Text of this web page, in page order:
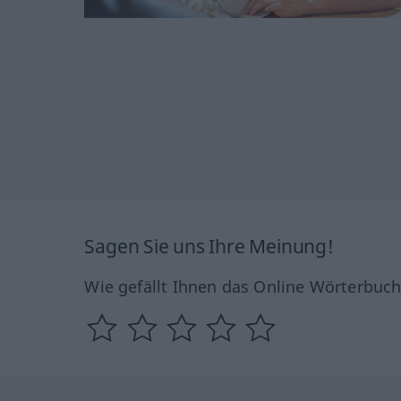
Sagen Sie uns Ihre Meinung!
Wie gefällt Ihnen das Online